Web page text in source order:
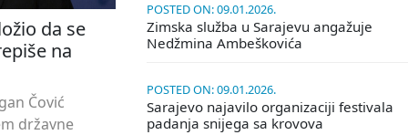
da se
na
Čović
državne
POSTED ON: 09.01.2026.
Zimska služba u Sarajevu angažuje
Nedžmina Ambeškovića
POSTED ON: 09.01.2026.
Sarajevo najavilo organizaciji festivala
padanja snijega sa krovova